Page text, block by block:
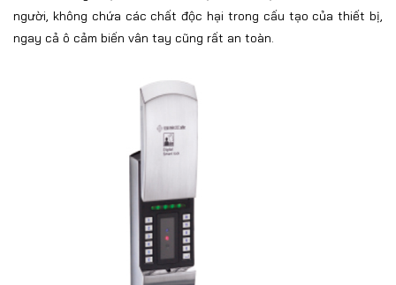
người, không chứa các chất độc hại trong cấu tạo của thiết bị,
ngay cả ô cảm biến vân tay cũng rất an toàn.